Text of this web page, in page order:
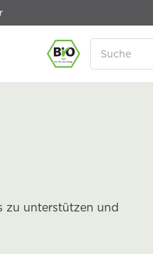
zu unterstützen und